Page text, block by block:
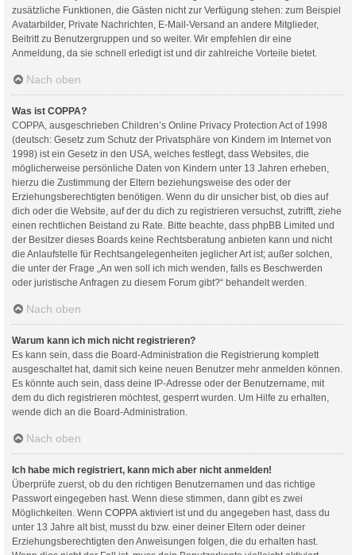
zusätzliche Funktionen, die Gästen nicht zur Verfügung stehen: zum Beispiel
Avatarbilder, Private Nachrichten, E-Mail-Versand an andere Mitglieder,
Beitritt zu Benutzergruppen und so weiter. Wir empfehlen dir eine
Anmeldung, da sie schnell erledigt ist und dir zahlreiche Vorteile bietet.
Nach oben
Was ist COPPA?
COPPA, ausgeschrieben Children’s Online Privacy Protection Act of 1998
(deutsch: Gesetz zum Schutz der Privatsphäre von Kindern im Internet von
1998) ist ein Gesetz in den USA, welches festlegt, dass Websites, die
möglicherweise persönliche Daten von Kindern unter 13 Jahren erheben,
hierzu die Zustimmung der Eltern beziehungsweise des oder der
Erziehungsberechtigten benötigen. Wenn du dir unsicher bist, ob dies auf
dich oder die Website, auf der du dich zu registrieren versuchst, zutrifft, ziehe
einen rechtlichen Beistand zu Rate. Bitte beachte, dass phpBB Limited und
der Besitzer dieses Boards keine Rechtsberatung anbieten kann und nicht
die Anlaufstelle für Rechtsangelegenheiten jeglicher Art ist; außer solchen,
die unter der Frage „An wen soll ich mich wenden, falls es Beschwerden
oder juristische Anfragen zu diesem Forum gibt?“ behandelt werden.
Nach oben
Warum kann ich mich nicht registrieren?
Es kann sein, dass die Board-Administration die Registrierung komplett
ausgeschaltet hat, damit sich keine neuen Benutzer mehr anmelden können.
Es könnte auch sein, dass deine IP-Adresse oder der Benutzername, mit
dem du dich registrieren möchtest, gesperrt wurden. Um Hilfe zu erhalten,
wende dich an die Board-Administration.
Nach oben
Ich habe mich registriert, kann mich aber nicht anmelden!
Überprüfe zuerst, ob du den richtigen Benutzernamen und das richtige
Passwort eingegeben hast. Wenn diese stimmen, dann gibt es zwei
Möglichkeiten. Wenn COPPA aktiviert ist und du angegeben hast, dass du
unter 13 Jahre alt bist, musst du bzw. einer deiner Eltern oder deiner
Erziehungsberechtigten den Anweisungen folgen, die du erhalten hast.